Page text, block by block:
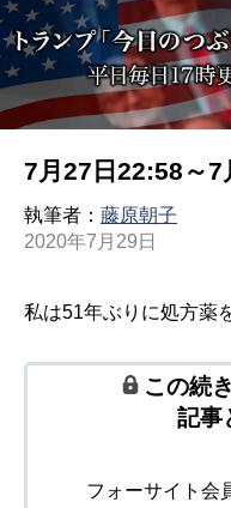
7月27日22:58～7
執筆者： 藤原朝子
2020年7月29日
私は51年ぶりに処方薬
この続
記事
フォーサイト会